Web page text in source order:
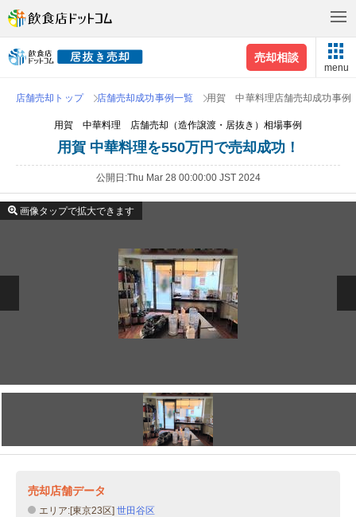
売却相談
menu
店舗売却トップ 店舗売却成功事例一覧 用賀 中華料理店舗売却成功事例
用賀 中華料理 店舗売却（造作譲渡・居抜き）相場事例
用賀 中華料理を550万円で売却成功！
公開日 Thu Mar 28 00:00:00 JST 2024
画像タップで拡大できます
売却店舗データ
エリア:[東京23区] 世田谷区